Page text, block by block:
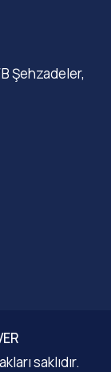
Şehzadeler,
saklıdır.